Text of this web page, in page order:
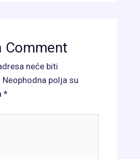
Comment
neće biti
Neophodna polja su
*